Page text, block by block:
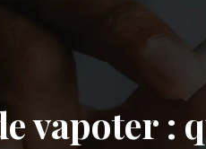
vapoter :